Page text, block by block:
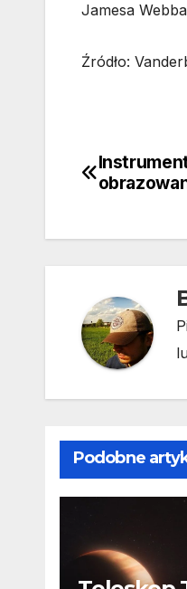
Jamesa
Źródło:
Podobne